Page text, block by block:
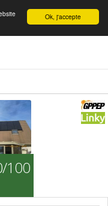
English Ok, j'accepte
100